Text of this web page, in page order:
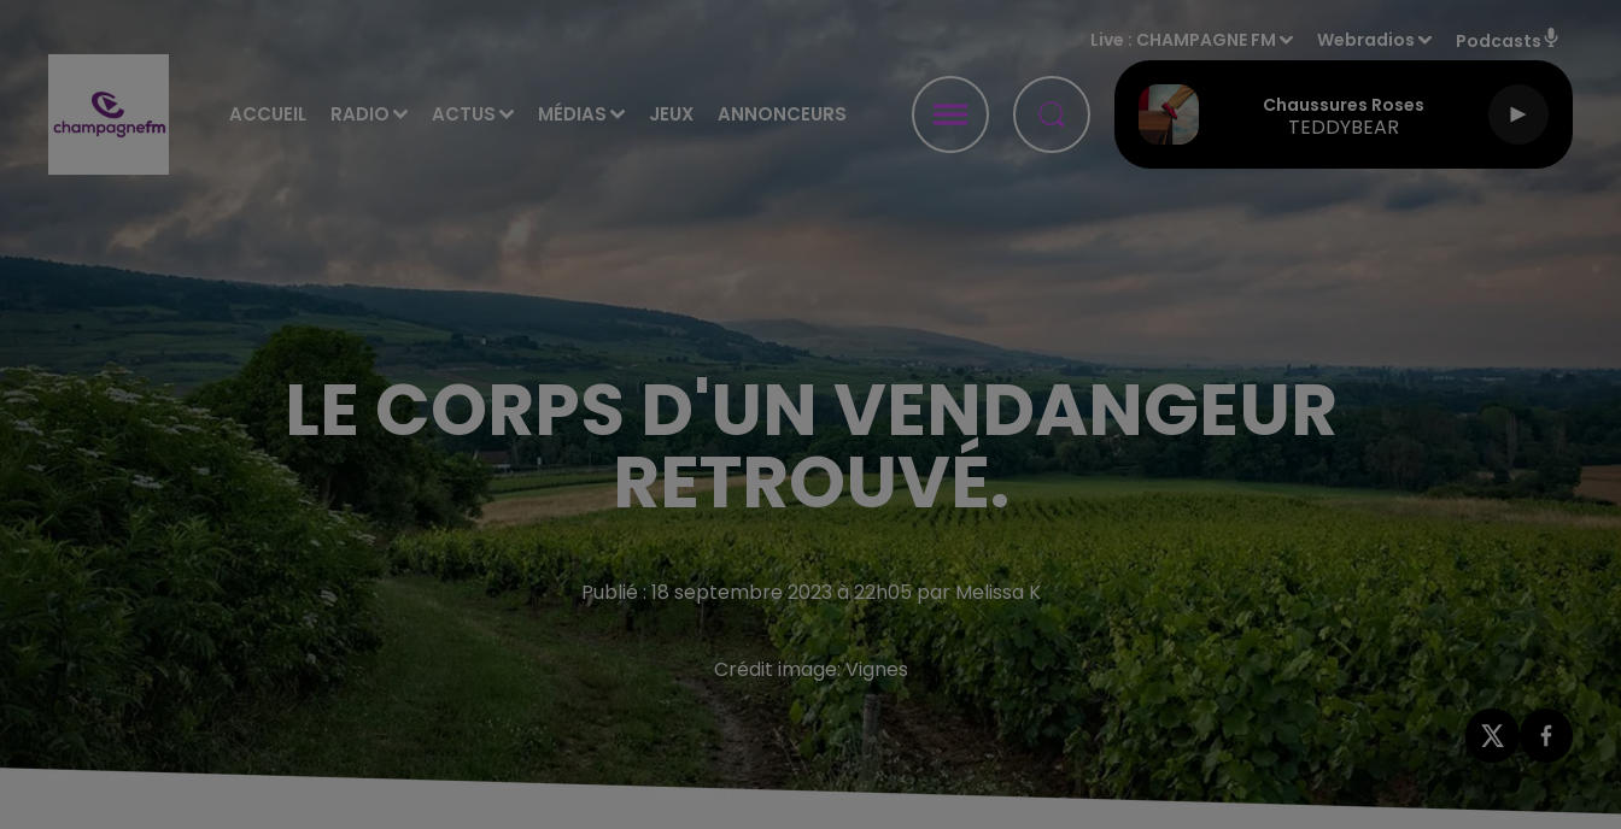
ACCUEIL RADIO ACTUS MÉDIAS JEUX ANNONCEURS
Live : CHAMPAGNE FM Webradios Podcasts
Chaussures Roses
TEDDYBEAR
LE CORPS D'UN VENDANGEUR
RETROUVÉ.
Publié : 18 septembre 2023 à 22h05 par Melissa K
Crédit image:Vignes